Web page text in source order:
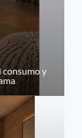
consumo y